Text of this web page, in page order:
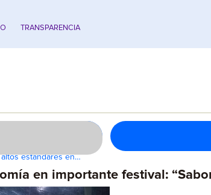
TRANSPARENCIA
estándares en…
en importante festival: